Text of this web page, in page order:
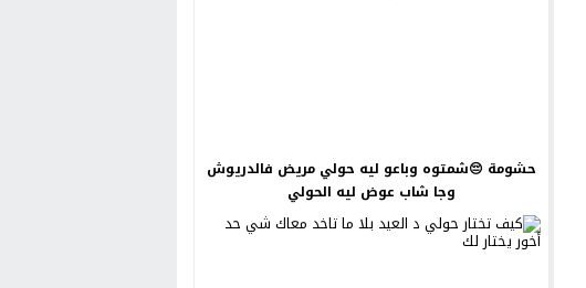
حشومة 😔شمتوه وباعو ليه حولي مريض فالدريوش
وجا شاب عوض ليه الحولي